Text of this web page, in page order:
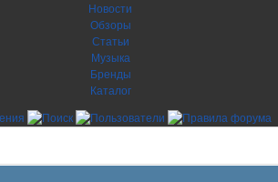
Новости
Обзоры
Статьи
Музыка
Бренды
Каталог